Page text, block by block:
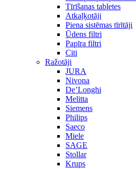
Tīrīšanas tabletes
Atkaļķotāji
Piena sistēmas tīrītāji
Ūdens filtri
Papīra filtri
Citi
Ražotāji
JURA
Nivona
De’Longhi
Melitta
Siemens
Philips
Saeco
Miele
SAGE
Stollar
Krups